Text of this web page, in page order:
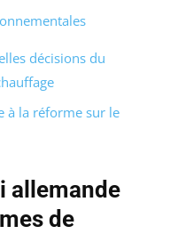
décisions du
à la réforme sur le
allemande
de